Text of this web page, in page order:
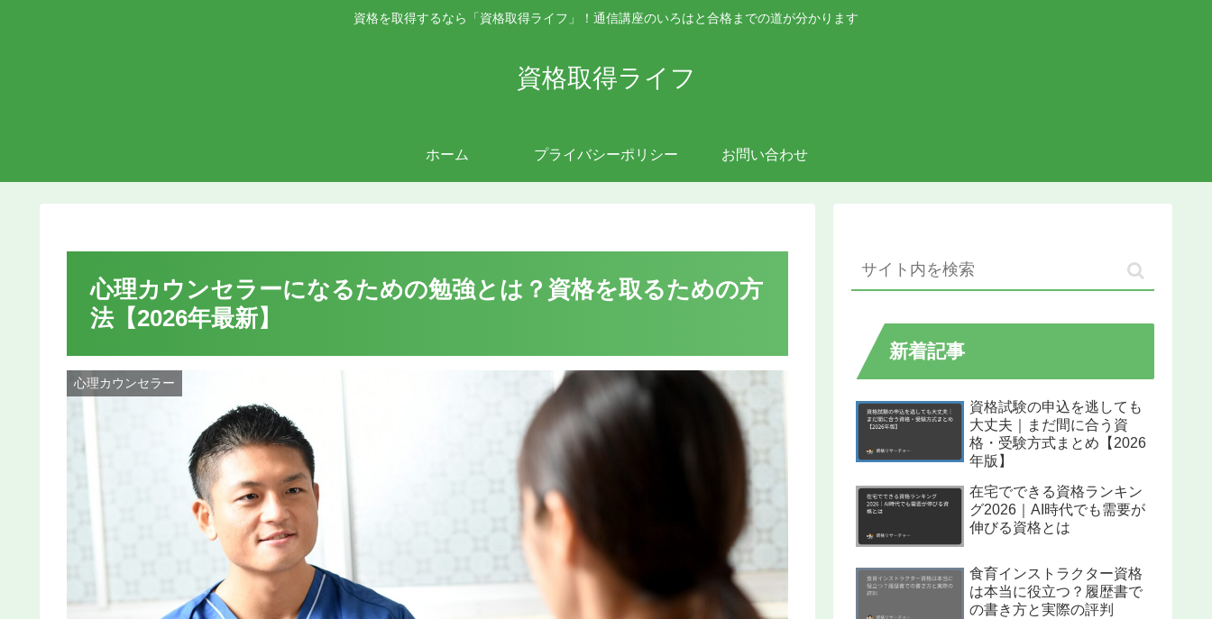
資格を取得するなら「資格取得ライフ」！通信講座のいろはと合格までの道が分かります
資格取得ライフ
ホーム プライバシーポリシー お問い合わせ
心理カウンセラーになるための勉強とは？資格を取るための方
法【2026年最新】
心理カウンセラー
新着記事
資格試験の申込を逃しても
大丈夫｜まだ間に合う資
格・受験方式まとめ【2026
年版】
在宅でできる資格ランキン
グ2026｜AI時代でも需要が
伸びる資格とは
食育インストラクター資格
は本当に役立つ？履歴書で
の書き方と実際の評判